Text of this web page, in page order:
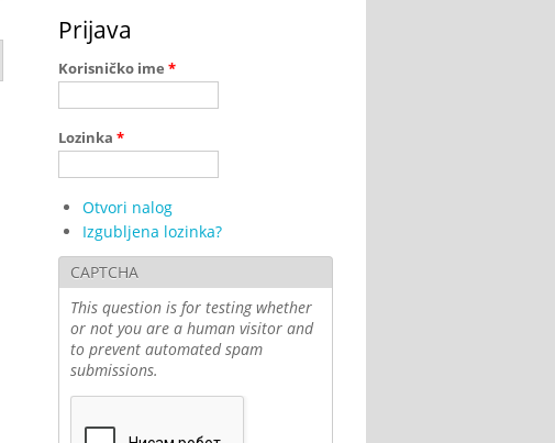
Prijava
Korisničko ime *
Lozinka *
Otvori nalog
Izgubljena lozinka?
CAPTCHA
This question is for testing whether
or not you are a human visitor and
to prevent automated spam
submissions.